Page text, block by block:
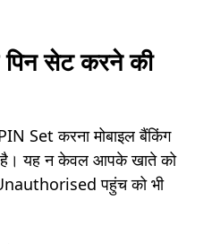
पिन सेट करने की
Set करना मोबाइल बैंकिंग
है। यह न केवल आपके खाते को
पहुंच को भी